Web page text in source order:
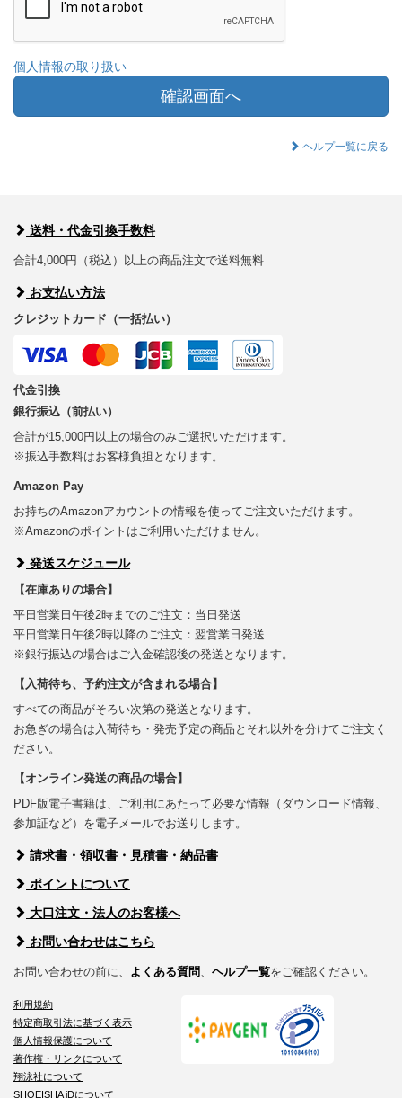
個人情報の取り扱い
確認画面へ
ヘルプ一覧に戻る
送料・代金引換手数料
合計4,000円（税込）以上の商品注文で送料無料
お支払い方法
クレジットカード（一括払い）
代金引換
銀行振込（前払い）
合計が15,000円以上の場合のみご選択いただけます。
※振込手数料はお客様負担となります。
Amazon Pay
お持ちのAmazonアカウントの情報を使ってご注文いただけます。
※Amazonのポイントはご利用いただけません。
発送スケジュール
【在庫ありの場合】
平日営業日午後2時までのご注文：当日発送
平日営業日午後2時以降のご注文：翌営業日発送
※銀行振込の場合はご入金確認後の発送となります。
【入荷待ち、予約注文が含まれる場合】
すべての商品がそろい次第の発送となります。
お急ぎの場合は入荷待ち・発売予定の商品とそれ以外を分けてご注文く
ださい。
【オンライン発送の商品の場合】
PDF版電子書籍は、ご利用にあたって必要な情報（ダウンロード情報、
参加証など）を電子メールでお送りします。
請求書・領収書・見積書・納品書
ポイントについて
大口注文・法人のお客様へ
お問い合わせはこちら
お問い合わせの前に、 よくある質問 ヘルプ一覧をご確認ください。
利用規約
特定商取引法に基づく表示
個人情報保護について
著作権・リンクについて
翔泳社について
SHOEISHA iDについて